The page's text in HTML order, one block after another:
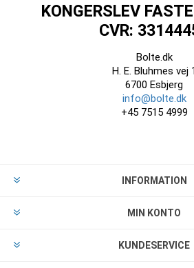
KONGERSLEV
CVR:
Bolte.dk
H. E. Bluhmes vej
6700 Esbjerg
info@bolte.dk
+45 7515 4999
INFORMATION
MIN KONTO
KUNDESERVICE